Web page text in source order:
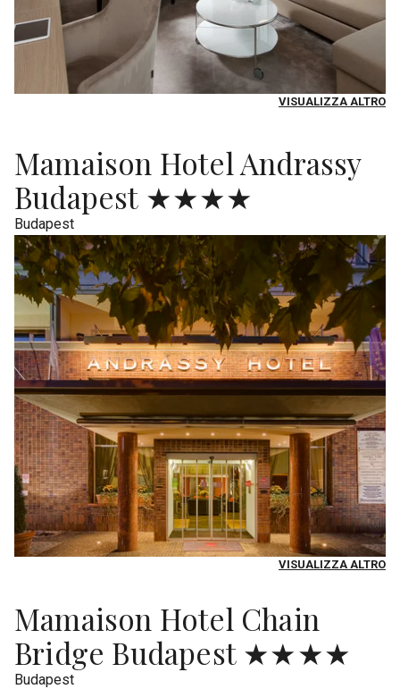
VISUALIZZA ALTRO
Mamaison Hotel Andrassy
Budapest ★★★★
Budapest
VISUALIZZA ALTRO
Mamaison Hotel Chain
Bridge Budapest ★★★★
Budapest